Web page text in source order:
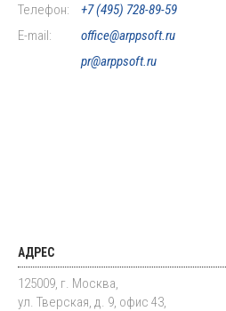
Телефон:
+7 (495) 728-89-59
E-mail:
office@arppsoft.ru
pr@arppsoft.ru
АДРЕС
125009, г. Москва,
ул. Тверская, д. 9, офис 43,